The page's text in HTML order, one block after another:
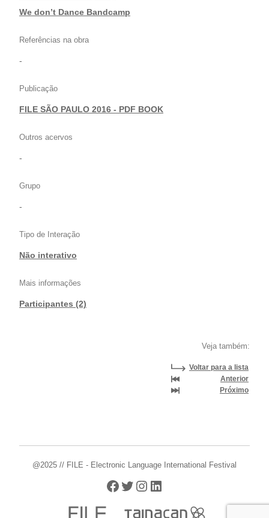
|We don’t Dance Bandcamp
Referências na obra
-
Publicação
FILE SÃO PAULO 2016 - PDF BOOK
Outros acervos
-
Grupo
-
Tipo de Interação
Não interativo
Mais informações
Participantes (2)
Veja também:
Voltar para a lista
Anterior
Próximo
@2025 // FILE - Electronic Language International Festival
Facebook
Twitter
Instagram
LinkedIn